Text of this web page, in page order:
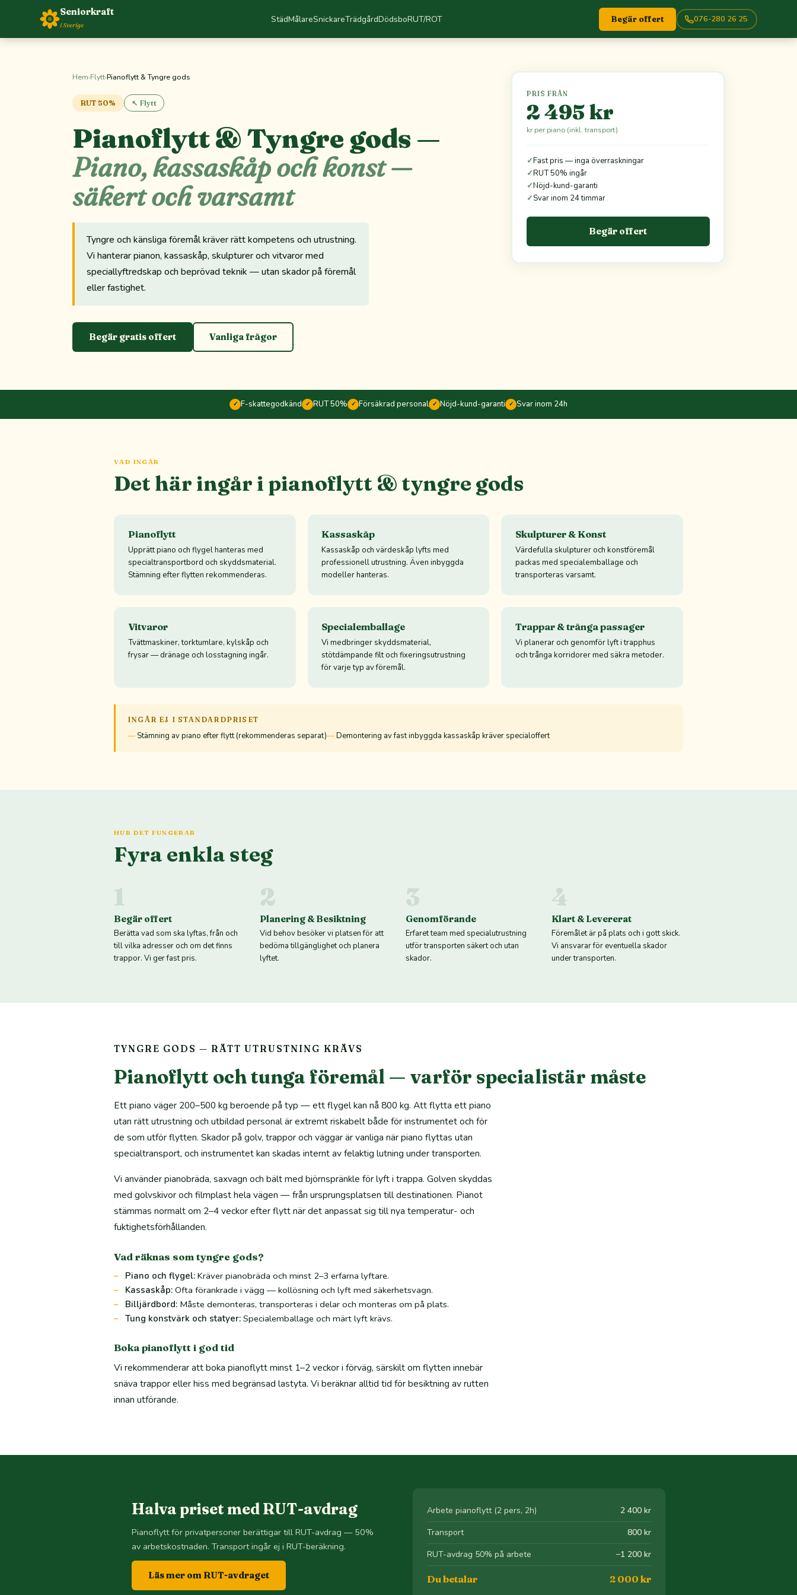
Seniorkraft
i Sverige StädMålareSnickareTrädgårdDödsboRUT/ROT Begär offert 076-280 26 25
Hem›Flytt›Pianoflytt & Tyngre gods
RUT 50% ↖ Flytt
Pianoflytt & Tyngre gods —
Piano, kassaskåp och konst —
säkert och varsamt
Tyngre och känsliga föremål kräver rätt kompetens och utrustning.
Vi hanterar pianon, kassaskåp, skulpturer och vitvaror med
speciallyftredskap och beprövad teknik — utan skador på föremål
eller fastighet.
Begär gratis offert Vanliga frågor
PRIS FRÅN
2 495 kr
kr per piano (inkl. transport)
✓Fast pris — inga överraskningar
✓RUT 50% ingår
✓Nöjd-kund-garanti
✓Svar inom 24 timmar
Begär offert
✓ F-skattegodkänd ✓ RUT 50% ✓ Försäkrad personal ✓ Nöjd-kund-garanti ✓ Svar inom 24h
VAD INGÅR
Det här ingår i pianoflytt & tyngre gods
Pianoflytt
Upprätt piano och flygel hanteras med
specialtransportbord och skyddsmaterial.
Stämning efter flytten rekommenderas.
Kassaskåp
Kassaskåp och värdeskåp lyfts med
professionell utrustning. Även inbyggda
modeller hanteras.
Skulpturer & Konst
Värdefulla skulpturer och konstföremål
packas med specialemballage och
transporteras varsamt.
Vitvaror
Tvättmaskiner, torktumlare, kylskåp och
frysar — dränage och losstagning ingår.
Specialemballage
Vi medbringer skyddsmaterial,
stötdämpande filt och fixeringsutrustning
för varje typ av föremål.
Trappar & trånga passager
Vi planerar och genomför lyft i trapphus
och trånga korridorer med säkra metoder.
INGÅR EJ I STANDARDPRISET
Stämning av piano efter flytt (rekommenderas separat) Demontering av fast inbyggda kassaskåp kräver specialoffert
HUR DET FUNGERAR
Fyra enkla steg
1
Begär offert
Berätta vad som ska lyftas, från och
till vilka adresser och om det finns
trappor. Vi ger fast pris.
2
Planering & Besiktning
Vid behov besöker vi platsen för att
bedöma tillgänglighet och planera
lyftet.
3
Genomförande
Erfaret team med specialutrustning
utför transporten säkert och utan
skador.
4
Klart & Levererat
Föremålet är på plats och i gott skick.
Vi ansvarar för eventuella skador
under transporten.
TYNGRE GODS — RÄTT UTRUSTNING KRÄVS
Pianoflytt och tunga föremål — varför specialistär måste
Ett piano väger 200–500 kg beroende på typ — ett flygel kan nå 800 kg. Att flytta ett piano
utan rätt utrustning och utbildad personal är extremt riskabelt både för instrumentet och för
de som utför flytten. Skador på golv, trappor och väggar är vanliga när piano flyttas utan
specialtransport, och instrumentet kan skadas internt av felaktig lutning under transporten.
Vi använder pianobräda, saxvagn och bält med björnspränkle för lyft i trappa. Golven skyddas
med golvskivor och filmplast hela vägen — från ursprungsplatsen till destinationen. Pianot
stämmas normalt om 2–4 veckor efter flytt när det anpassat sig till nya temperatur- och
fuktighetsförhållanden.
Vad räknas som tyngre gods?
Piano och flygel: Kräver pianobräda och minst 2–3 erfarna lyftare.
Kassaskåp: Ofta förankrade i vägg — kollösning och lyft med säkerhetsvagn.
Billjärdbord: Måste demonteras, transporteras i delar och monteras om på plats.
Tung konstvärk och statyer: Specialemballage och märt lyft krävs.
Boka pianoflytt i god tid
Vi rekommenderar att boka pianoflytt minst 1–2 veckor i förväg, särskilt om flytten innebär
snäva trappor eller hiss med begränsad lastyta. Vi beräknar alltid tid för besiktning av rutten
innan utförande.
Halva priset med RUT-avdrag
Pianoflytt för privatpersoner berättigar till RUT-avdrag — 50%
av arbetskostnaden. Transport ingår ej i RUT-beräkning.
Läs mer om RUT-avdraget
Arbete pianoflytt (2 pers, 2h)
2 400 kr
Transport
800 kr
RUT-avdrag 50% på arbete
−1 200 kr
Du betalar 2 000 kr